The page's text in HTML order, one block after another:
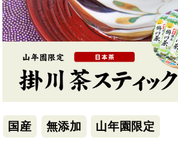
国産 無添加 山年園限定